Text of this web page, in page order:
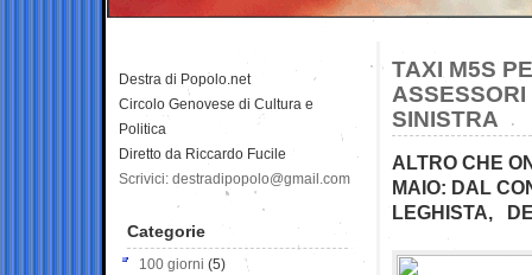
TAXI M5S
SINISTRA
ALTRO CHE
MAIO: DAL
LEGHISTA,
Destra di Popolo.net
Circolo Genovese di Cultura e
Politica
Diretto da Riccardo Fucile
Scrivici: destradipopolo@gmail.com
Categorie
100 giorni (5)